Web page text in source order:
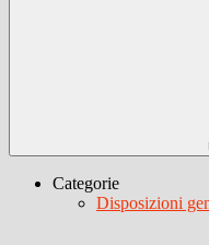
Categorie
Disposizioni